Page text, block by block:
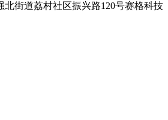
北街道荔村社区振兴路120号赛格科技